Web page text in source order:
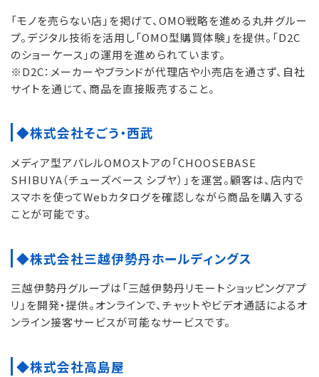
「モノを売らない店」を掲げて、OMO戦略を進める丸井グルー
プ。デジタル技術を活用し「OMO型購買体験」を提供。「D2C
のショーケース」の運用を進められています。
※D2C：メーカーやブランドが代理店や小売店を通さず、自社
サイトを通じて、商品を直接販売すること。
◆株式会社そごう・西武
メディア型アパレルOMOストアの「CHOOSEBASE
SHIBUYA（チューズベース シブヤ）」を運営。顧客は、店内で
スマホを使ってWebカタログを確認しながら商品を購入する
ことが可能です。
◆株式会社三越伊勢丹ホールディングス
三越伊勢丹グループは「三越伊勢丹リモートショッピングアプ
リ」を開発・提供。オンラインで、チャットやビデオ通話によるオ
ンライン接客サービスが可能なサービスです。
◆株式会社高島屋